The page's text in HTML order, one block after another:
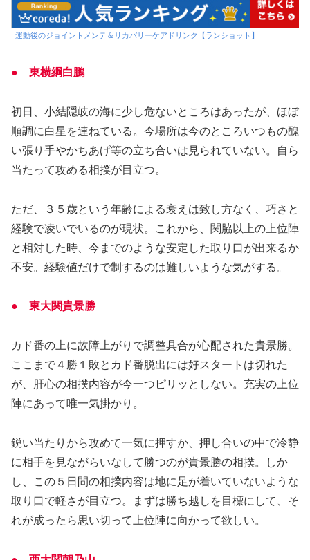
運動後のジョイントメンテ＆リカバリーケアドリンク【ランショット】
● 東横綱白鵬
初日、小結隠岐の海に少し危ないところはあったが、ほぼ
順調に白星を連ねている。今場所は今のところいつもの醜
い張り手やかちあげ等の立ち合いは見られていない。自ら
当たって攻める相撲が目立つ。
ただ、３５歳という年齢による衰えは致し方なく、巧さと
経験で凌いでいるのが現状。これから、関脇以上の上位陣
と相対した時、今までのような安定した取り口が出来るか
不安。経験値だけで制するのは難しいような気がする。
● 東大関貴景勝
カド番の上に故障上がりで調整具合が心配された貴景勝。
ここまで４勝１敗とカド番脱出には好スタートは切れた
が、肝心の相撲内容が今一つピリッとしない。充実の上位
陣にあって唯一気掛かり。
鋭い当たりから攻めて一気に押すか、押し合いの中で冷静
に相手を見ながらいなして勝つのが貴景勝の相撲。しか
し、この５日間の相撲内容は地に足が着いていないような
取り口で軽さが目立つ。まずは勝ち越しを目標にして、そ
れが成ったら思い切って上位陣に向かって欲しい。